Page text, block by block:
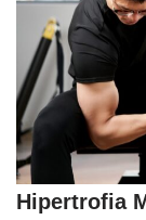
Hipertrofia